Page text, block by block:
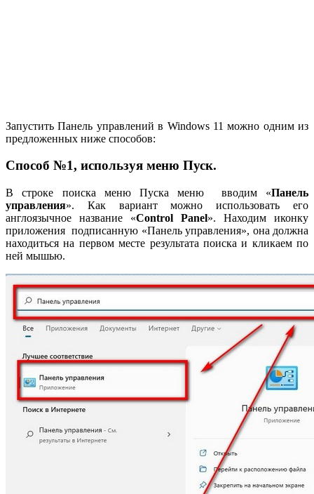
Запустить Панель управлений в Windows 11 можно одним из
предложенных ниже способов:
Способ №1, используя меню Пуск.
В строке поиска меню Пуска меню вводим «Панель
управления». Как вариант можно использовать его
англоязычное название «Control Panel». Находим иконку
приложения подписанную «Панель управления», она должна
находиться на первом месте результата поиска и кликаем по
ней мышью.